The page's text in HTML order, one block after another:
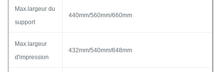
Max.largeur du
support
440mm/560mm/660mm
Max.largeur
d'impression
432mm/540mm/648mm